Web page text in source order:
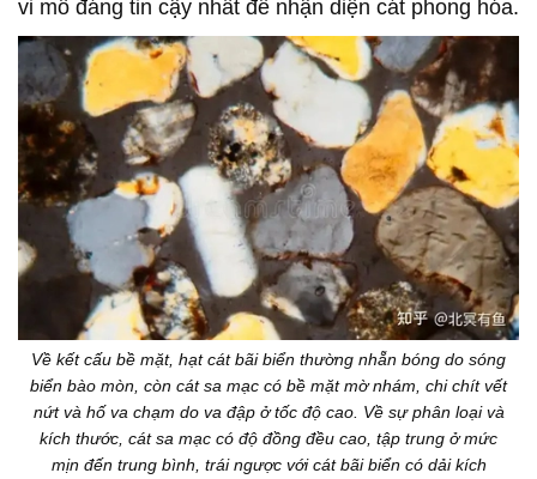
vi mô đáng tin cậy nhất để nhận diện cát phong hóa.
Về kết cấu bề mặt, hạt cát bãi biển thường nhẵn bóng do sóng
biển bào mòn, còn cát sa mạc có bề mặt mờ nhám, chi chít vết
nứt và hố va chạm do va đập ở tốc độ cao. Về sự phân loại và
kích thước, cát sa mạc có độ đồng đều cao, tập trung ở mức
mịn đến trung bình, trái ngược với cát bãi biển có dải kích